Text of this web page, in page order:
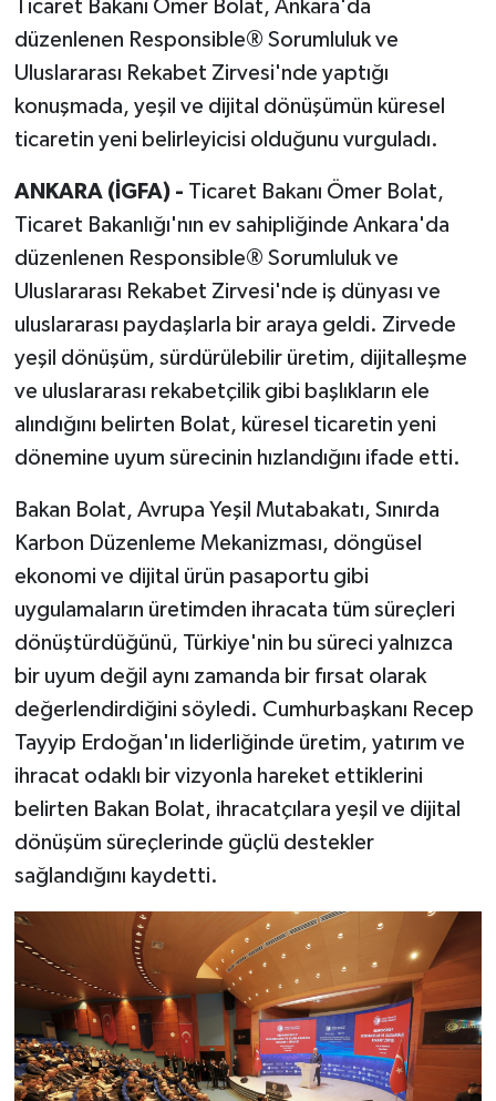
Ticaret Bakanı Ömer Bolat, Ankara'da
düzenlenen Responsible® Sorumluluk ve
Uluslararası Rekabet Zirvesi'nde yaptığı
konuşmada, yeşil ve dijital dönüşümün küresel
ticaretin yeni belirleyicisi olduğunu vurguladı.
ANKARA (İGFA) - Ticaret Bakanı Ömer Bolat,
Ticaret Bakanlığı'nın ev sahipliğinde Ankara'da
düzenlenen Responsible® Sorumluluk ve
Uluslararası Rekabet Zirvesi'nde iş dünyası ve
uluslararası paydaşlarla bir araya geldi. Zirvede
yeşil dönüşüm, sürdürülebilir üretim, dijitalleşme
ve uluslararası rekabetçilik gibi başlıkların ele
alındığını belirten Bolat, küresel ticaretin yeni
dönemine uyum sürecinin hızlandığını ifade etti.
Bakan Bolat, Avrupa Yeşil Mutabakatı, Sınırda
Karbon Düzenleme Mekanizması, döngüsel
ekonomi ve dijital ürün pasaportu gibi
uygulamaların üretimden ihracata tüm süreçleri
dönüştürdüğünü, Türkiye'nin bu süreci yalnızca
bir uyum değil aynı zamanda bir fırsat olarak
değerlendirdiğini söyledi. Cumhurbaşkanı Recep
Tayyip Erdoğan'ın liderliğinde üretim, yatırım ve
ihracat odaklı bir vizyonla hareket ettiklerini
belirten Bakan Bolat, ihracatçılara yeşil ve dijital
dönüşüm süreçlerinde güçlü destekler
sağlandığını kaydetti.